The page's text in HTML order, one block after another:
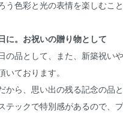
う色彩と光の表情を楽しむこ
に。お祝いの贈り物として
の品として、また、新築祝い
いております。
から、思い出の残る記念の品と
テックで特別感があるので、